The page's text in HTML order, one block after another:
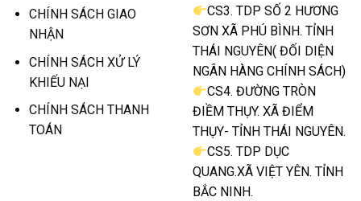
CHÍNH SÁCH GIAO
NHẬN
CHÍNH SÁCH XỬ LÝ
KHIẾU NẠI
CHÍNH SÁCH THANH
TOÁN
CS3. TDP SỐ 2 HƯƠNG
SƠN XÃ PHÚ BÌNH. TỈNH
THÁI NGUYÊN( ĐỐI DIỆN
NGÂN HÀNG CHÍNH SÁCH)
CS4. ĐƯỜNG TRÒN
ĐIỀM THỤY. XÃ ĐIỂM
THỤY- TỈNH THÁI NGUYÊN.
CS5. TDP DỤC
QUANG.XÃ VIỆT YÊN. TỈNH
BẮC NINH.